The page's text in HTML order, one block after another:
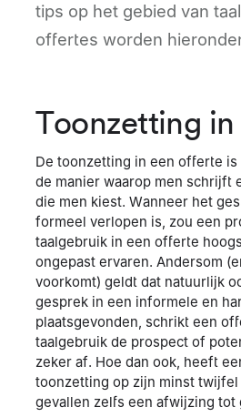
tips op het gebied van
offertes worden
Toonzetting
De toonzetting in een offerte
de manier waarop men schrijft
die men kiest. Wanneer het
formeel verlopen is, zou een
taalgebruik in een offerte
ongepast ervaren. Andersom
voorkomt) geldt dat natuurlijk
gesprek in een informele en
plaatsgevonden, schrikt een
taalgebruik de prospect of
zeker af. Hoe dan ook, heeft
toonzetting op zijn minst twijfel
gevallen zelfs een afwijzing tot